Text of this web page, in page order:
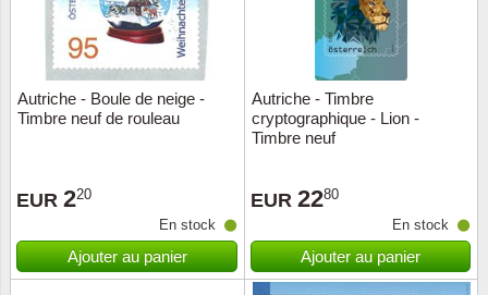
Autriche - Boule de neige -
Timbre neuf de rouleau
EUR 220
En stock
Ajouter au panier
Autriche - Timbre
cryptographique - Lion -
Timbre neuf
EUR 2280
En stock
Ajouter au panier